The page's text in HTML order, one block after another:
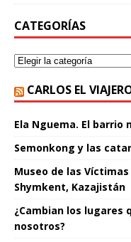
CATEGORÍAS
CARLOS EL
Ela Nguema. El barrio
Semonkong y las
Museo de las
Shymkent, Kazajistán
¿Cambian los lugares
nosotros?